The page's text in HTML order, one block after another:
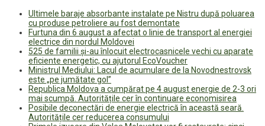
Ultimele baraje absorbante instalate pe Nistru după poluarea
cu produse petroliere au fost demontate
Furtuna din 6 august a afectat o linie de transport al energiei
electrice din nordul Moldovei
525 de familii și-au înlocuit electrocasnicele vechi cu aparate
eficiente energetic, cu ajutorul EcoVoucher
Ministrul Mediului: Lacul de acumulare de la Novodnestrovsk
este „pe jumătate gol”
Republica Moldova a cumpărat pe 4 august energie de 2-3 ori
mai scumpă. Autoritățile cer în continuare economisirea
Posibile deconectări de energie electrică în această seară.
Autoritățile cer reducerea consumului